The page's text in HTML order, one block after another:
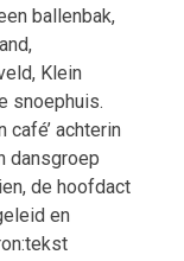
ballenbak,
Klein
snoephuis.
café’ achterin
dansgroep
de hoofdact
en